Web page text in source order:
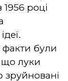
1956 році
факти були
що луки
зруйновані